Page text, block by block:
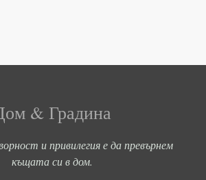
& Градина
и привилегия е да превърнем
къщата си в дом.